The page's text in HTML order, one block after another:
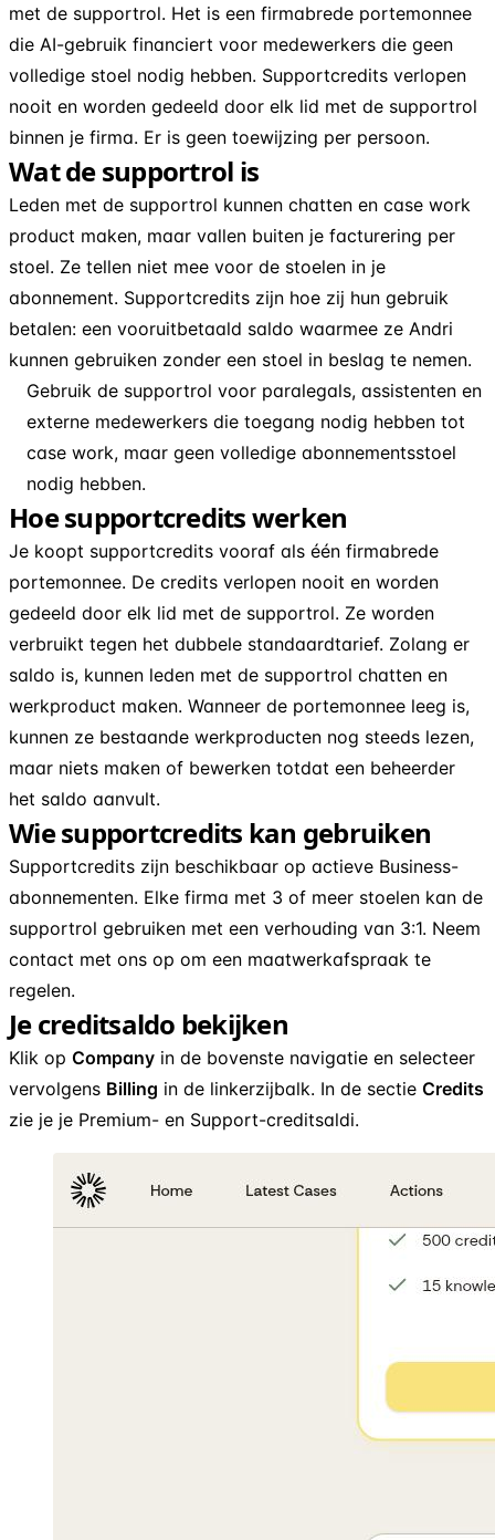
met de supportrol. Het is een firmabrede portemonnee
die AI-gebruik financiert voor medewerkers die geen
volledige stoel nodig hebben. Supportcredits verlopen
nooit en worden gedeeld door elk lid met de supportrol
binnen je firma. Er is geen toewijzing per persoon.
Wat de supportrol is
Leden met de supportrol kunnen chatten en case work
product maken, maar vallen buiten je facturering per
stoel. Ze tellen niet mee voor de stoelen in je
abonnement. Supportcredits zijn hoe zij hun gebruik
betalen: een vooruitbetaald saldo waarmee ze Andri
kunnen gebruiken zonder een stoel in beslag te nemen.
Gebruik de supportrol voor paralegals, assistenten en
externe medewerkers die toegang nodig hebben tot
case work, maar geen volledige abonnementsstoel
nodig hebben.
Hoe supportcredits werken
Je koopt supportcredits vooraf als één firmabrede
portemonnee. De credits verlopen nooit en worden
gedeeld door elk lid met de supportrol. Ze worden
verbruikt tegen het dubbele standaardtarief. Zolang er
saldo is, kunnen leden met de supportrol chatten en
werkproduct maken. Wanneer de portemonnee leeg is,
kunnen ze bestaande werkproducten nog steeds lezen,
maar niets maken of bewerken totdat een beheerder
het saldo aanvult.
Wie supportcredits kan gebruiken
Supportcredits zijn beschikbaar op actieve Business-
abonnementen. Elke firma met 3 of meer stoelen kan de
supportrol gebruiken met een verhouding van 3:1. Neem
contact met ons op om een maatwerkafspraak te
regelen.
Je creditsaldo bekijken
Klik op Company in de bovenste navigatie en selecteer
vervolgens Billing in de linkerzijbalk. In de sectie Credits
zie je je Premium- en Support-creditsaldi.